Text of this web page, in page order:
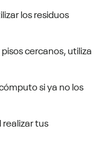
los residuos
cercanos, utiliza
si ya no los
tus